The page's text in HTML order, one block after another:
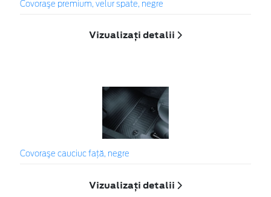
Covoraşe premium, velur spate, negre
Vizualizați detalii
Covoraşe cauciuc faţă, negre
Vizualizați detalii